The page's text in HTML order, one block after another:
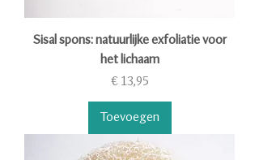
Sisal spons: natuurlijke exfoliatie voor
het lichaam
Prijs
€ 13,95
Toevoegen